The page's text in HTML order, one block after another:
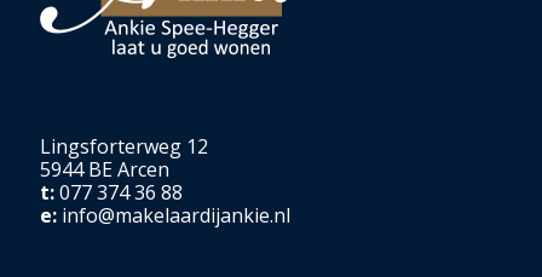
Lingsforterweg 12
5944 BE Arcen
t:077 374 36 88
e: info@makelaardijankie.nl